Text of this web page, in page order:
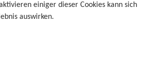
einiger dieser Cookies kann sich
auswirken.